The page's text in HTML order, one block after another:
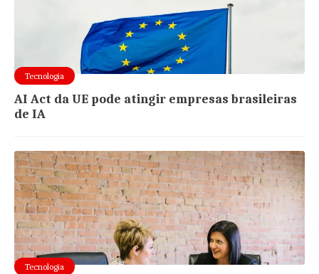
Tecnologia
AI Act da UE pode atingir empresas brasileiras
de IA
Tecnologia